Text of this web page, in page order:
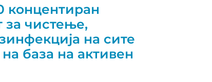
концентиран
за чистење,
на сите
база на активен